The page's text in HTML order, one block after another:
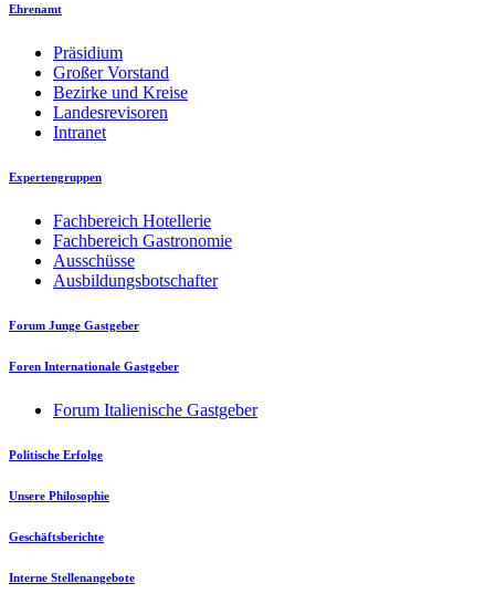
Ehrenamt
Präsidium
Großer Vorstand
Bezirke und Kreise
Landesrevisoren
Intranet
Expertengruppen
Fachbereich Hotellerie
Fachbereich Gastronomie
Ausschüsse
Ausbildungsbotschafter
Forum Junge Gastgeber
Foren Internationale Gastgeber
Forum Italienische Gastgeber
Politische Erfolge
Unsere Philosophie
Geschäftsberichte
Interne Stellenangebote